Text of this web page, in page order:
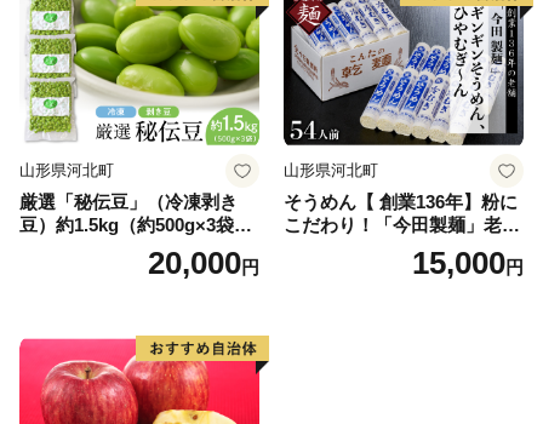
山形県河北町
厳選「秘伝豆」（冷凍剥き
豆）約1.5kg（約500g×3袋）
【かほくらし社】20,000円
山形県河北町
そうめん【 創業136年】粉に
こだわり！「今田製麺」老舗
のギンギンそうめん、ひやむ
ぎ〜ん54人前セット（280g×
15,000円